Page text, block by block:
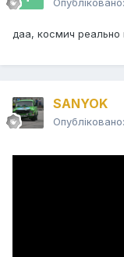
Опубліковано:
даа, космич реально
SANYOK
Опубліковано: